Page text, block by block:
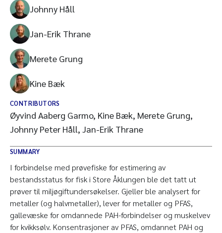
Johnny Håll
Jan-Erik Thrane
Merete Grung
Kine Bæk
CONTRIBUTORS
Øyvind Aaberg Garmo, Kine Bæk, Merete Grung,
Johnny Peter Håll, Jan-Erik Thrane
SUMMARY
I forbindelse med prøvefiske for estimering av
bestandsstatus for fisk i Store Åklungen ble det tatt ut
prøver til miljøgiftundersøkelser. Gjeller ble analysert for
metaller (og halvmetaller), lever for metaller og PFAS,
gallevæske for omdannede PAH-forbindelser og muskelvev
for kvikksølv. Konsentrasjoner av PFAS, omdannet PAH og